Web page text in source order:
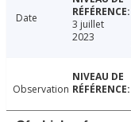
Date
3 juillet
2023
Observation